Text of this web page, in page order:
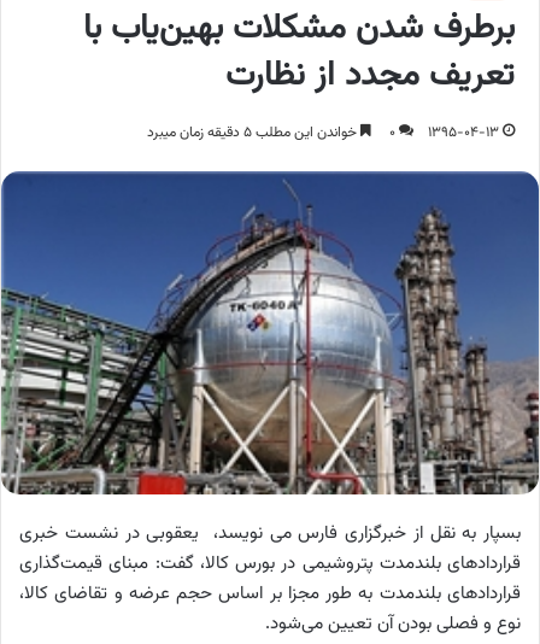
برطرف شدن مشکلات بهین‌یاب با
تعریف مجدد از نظارت
1395-04-13
0 خواندن این مطلب 5 دقیقه زمان میبرد
بسپار به نقل از خبرگزاری فارس می نویسد،
یعقوبی در نشست خبری
قراردادهای بلندمدت پتروشیمی در بورس کالا، گفت: مبنای قیمت‌گذاری
قراردادهای بلندمدت به طور مجزا بر اساس حجم عرضه و تقاضای کالا،‌
نوع و فصلی بودن آن تعیین می‌شود.